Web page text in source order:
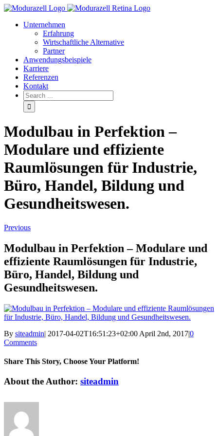
Unternehmen
Erfahrung
Wirtschaftliche Alternative
Partner
Anwendungsbeispiele
Karriere
Referenzen
Kontakt
Modulbau in Perfektion –
Modulare und effiziente
Raumlösungen für Industrie,
Büro, Handel, Bildung und
Gesundheitswesen.
Previous
Modulbau in Perfektion – Modulare und
effiziente Raumlösungen für Industrie,
Büro, Handel, Bildung und
Gesundheitswesen.
By siteadmin| 2017-04-02T16:51:23+02:00 April 2nd, 2017|0
Comments
Share This Story, Choose Your Platform!
Facebook
Twitter
Linkedin
Reddit
Tumblr
Google+
Pinterest
Vk
Email
About the Author: siteadmin